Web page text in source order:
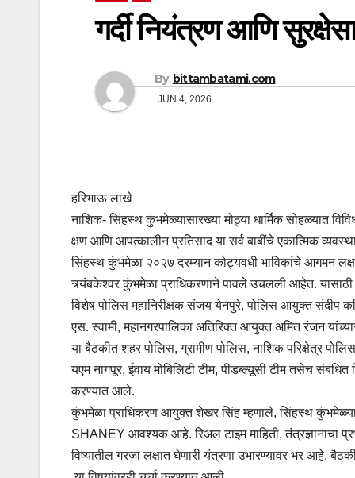
गर्दी नियंत्रण आणि
By bittambatami.com
JUN 4, 2026
हरिभाऊ लाखे
नाशिक- सिंहस्थ कुंभमेळ्यासारख्या मोठ्या धार्मिक सोहळ्यात
क्षण आणि आपत्कालीन प्रतिसाद या सर्व बाबींचे एकात्मिक
सिंहस्थ कुंभमेळा २०२७ दरम्यान कोट्यवधी भाविकांचे आगमन
त्र्यंबकेश्वर कुंभमेळा प्राधिकरणाने पावले उचलली आहेत. यासाठी
विशेष पोलिस महानिरीक्षक संजय येनपुरे, पोलिस आयुक्त संदीप
एस. स्वामी, महानगरपालिका अतिरिक्त आयुक्त अमित रंजन
या बैठकीत शहर पोलिस, ग्रामीण पोलिस, नाशिक परिक्षेत्र
यएम नागपूर, ईवाय मोबिलिटी टीम, पीडब्ल्यूसी टीम तसेच
करण्यात आले.
कुंभमेळा प्राधिकरण आयुक्त शेखर सिंह म्हणाले, सिंहस्थ
SHANEY आवश्यक आहे. रिअल टाइम माहिती, तंत्रज्ञानाचा
विष्यातील गरजा लक्षात घेणारी यंत्रणा उभारण्यावर भर आहे.